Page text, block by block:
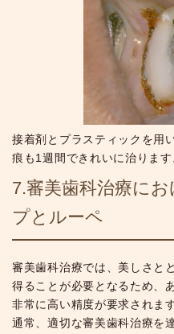
接着剤とプラスティックを用
痕も1週間できれいに治ります
7.審美歯科治療に
プとルーペ
審美歯科治療では、美しさと
得ることが必要となるため、
非常に高い精度が要求されます
通常、適切な審美歯科治療を